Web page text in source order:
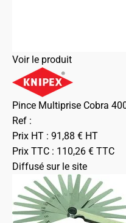
Voir le produit
Pince Multiprise Cobra
Ref :
Prix HT : 91,88 € HT
Prix TTC : 110,26 € TTC
Diffusé sur le site